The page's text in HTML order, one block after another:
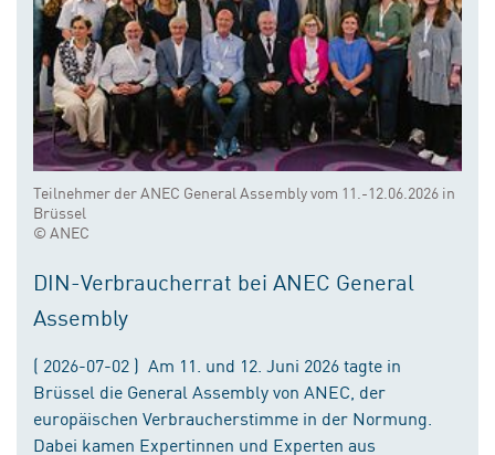
Teilnehmer der ANEC General Assembly vom 11.-12.06.2026 in
Brüssel
© ANEC
DIN-Verbraucherrat bei ANEC General
Assembly
( 2026-07-02 ) Am 11. und 12. Juni 2026 tagte in
Brüssel die General Assembly von ANEC, der
europäischen Verbraucherstimme in der Normung.
Dabei kamen Expertinnen und Experten aus